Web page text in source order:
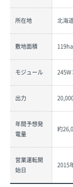
所在地 北海
敷地面積
モジュール
出力
年間予想発
電量
約
営業運転開
始日
2015